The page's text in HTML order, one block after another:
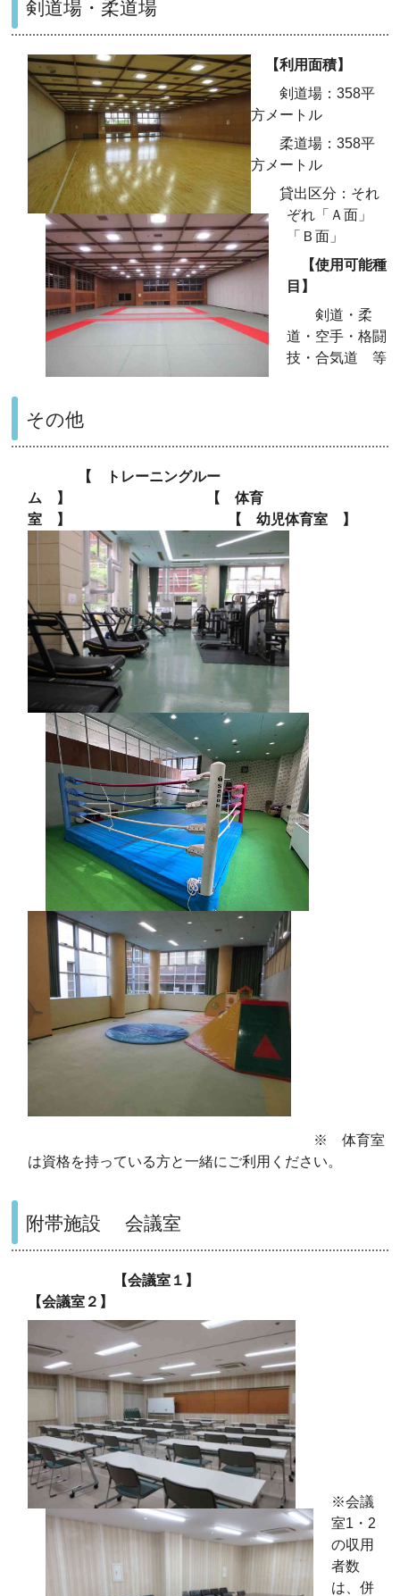
剣道場・柔道場
【利用面積】
剣道場：358平
方メートル
柔道場：358平
方メートル
貸出区分：それ
ぞれ「Ａ面」
「Ｂ面」
【使用可能種
目】
剣道・柔
道・空手・格闘
技・合気道 等
その他
【 トレーニングルー
ム 】 【 体育
室 】 【 幼児体育室 】
※ 体育室
は資格を持っている方と一緒にご利用ください。
附帯施設 会議室
【会議室１】
【会議室２】
※会議
室1・2
の収用
者数
は、併